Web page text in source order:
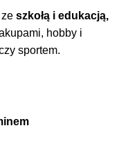
zeszkołą i edukacją,
hobby i
sportem.